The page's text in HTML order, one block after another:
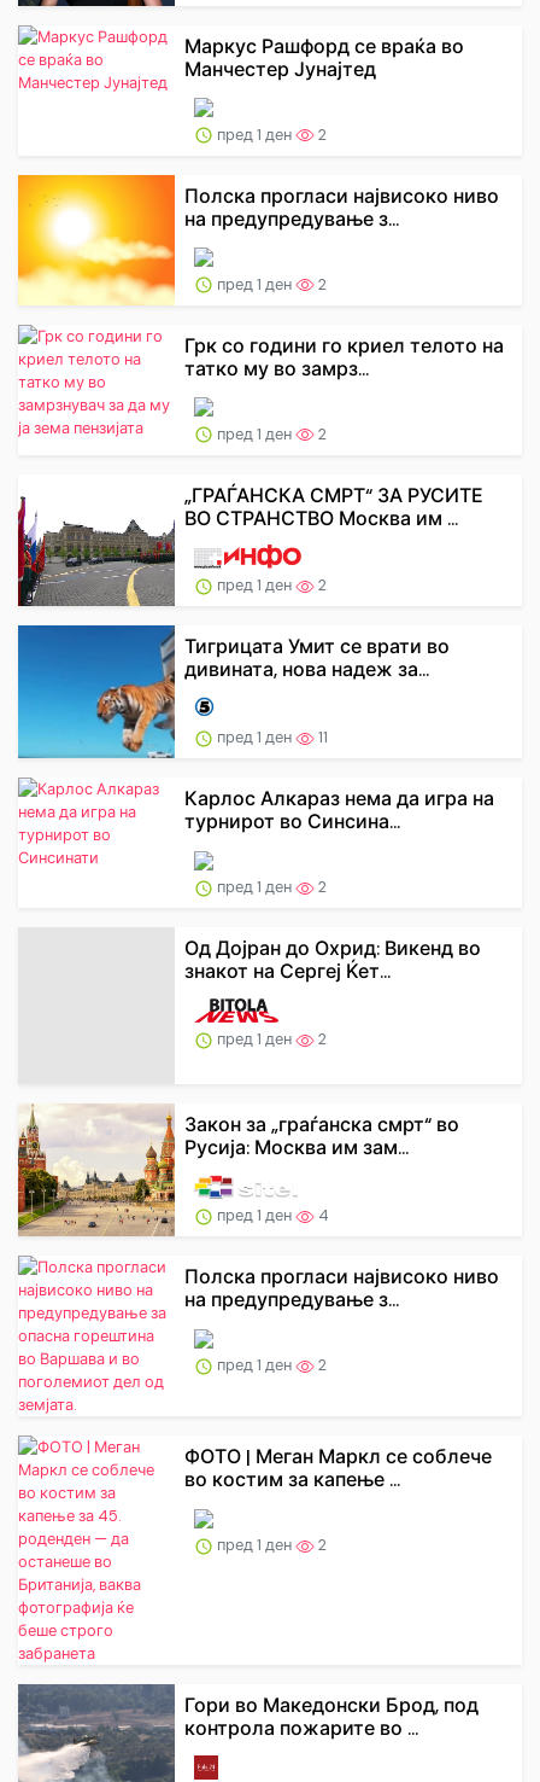
Маркус Рашфорд се враќа во
Манчестер Јунајтед
пред 1 ден 2
Полска прогласи највисоко ниво
на предупредување з...
пред 1 ден 2
Грк со години го криел телото на
татко му во замрз...
пред 1 ден 2
„ГРАЃАНСКА СМРТ“ ЗА РУСИТЕ
ВО СТРАНСТВО Москва им ...
пред 1 ден 2
Тигрицата Умит се врати во
дивината, нова надеж за...
пред 1 ден 11
Карлос Алкараз нема да игра на
турнирот во Синсина...
пред 1 ден 2
Од Дојран до Охрид: Викенд во
знакот на Сергеј Ќет...
пред 1 ден 2
Закон за „граѓанска смрт“ во
Русија: Москва им зам...
пред 1 ден 4
Полска прогласи највисоко ниво
на предупредување з...
пред 1 ден 2
ФОТО | Меган Маркл се соблече
во костим за капење ...
пред 1 ден 2
Гори во Македонски Брод, под
контрола пожарите во ...